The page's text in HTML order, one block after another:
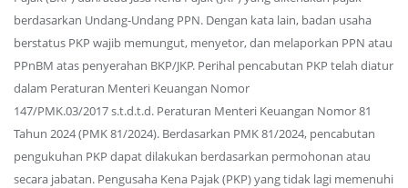
berdasarkan Undang-Undang PPN. Dengan kata lain, badan usaha
berstatus PKP wajib memungut, menyetor, dan melaporkan PPN atau
PPnBM atas penyerahan BKP/JKP. Perihal pencabutan PKP telah diatur
dalam Peraturan Menteri Keuangan Nomor
147/PMK.03/2017 s.t.d.t.d. Peraturan Menteri Keuangan Nomor 81
Tahun 2024 (PMK 81/2024). Berdasarkan PMK 81/2024, pencabutan
pengukuhan PKP dapat dilakukan berdasarkan permohonan atau
secara jabatan. Pengusaha Kena Pajak (PKP) yang tidak lagi memenuhi